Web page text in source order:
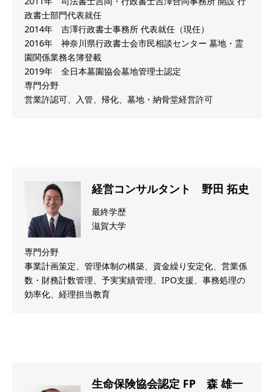
政書士部門代表就任
2014年 吉澤行政書士事務所 代表就任（現任）
2016年 神奈川県行政書士会市民相談センター 墓地・霊
園関係業務名簿登載
2019年 全日本墓園協会墓地管理士認定
専門分野
営業許認可、入管、帰化、墓地・納骨堂経営許可
経営コンサルタント 野田 拓史
最終学歴
滋賀大学
専門分野
事業計画策定、管理体制の構築、資金繰り安定化、営業係
数・財務計数管理、予実実績管理、IPO支援、事務処理の
効率化、経理担当教育
生命保険協会認定 FP 森 雄一